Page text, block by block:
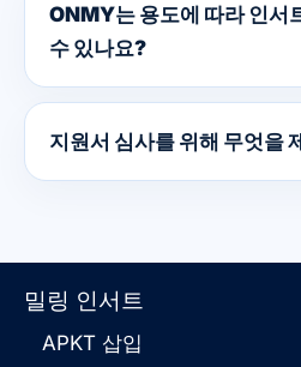
ONMY는 용도에 따라 인서
수 있나요?
지원서 심사를 위해 무엇을
밀링 인서트
APKT 삽입